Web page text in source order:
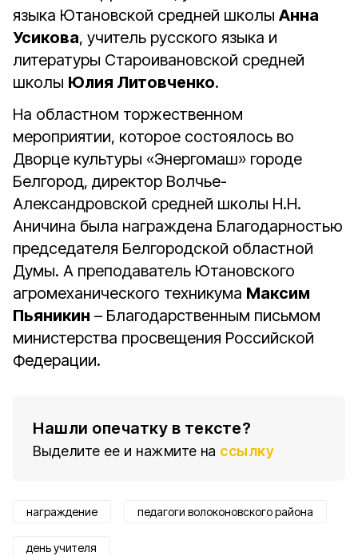
языка Ютановской средней школы Анна
Усикова, учитель русского языка и
литературы Староивановской средней
школы Юлия Литовченко.
На областном торжественном
мероприятии, которое состоялось во
Дворце культуры «Энергомаш» городе
Белгород, директор Волчье-
Александровской средней школы Н.Н.
Аничина была награждена Благодарностью
председателя Белгородской областной
Думы. А преподаватель Ютановского
агромеханического техникума Максим
Пьяникин – Благодарственным письмом
министерства просвещения Российской
Федерации.
Нашли опечатку в тексте?
Выделите ее и нажмите на ссылку
награждение педагоги волоконовского района
день учителя